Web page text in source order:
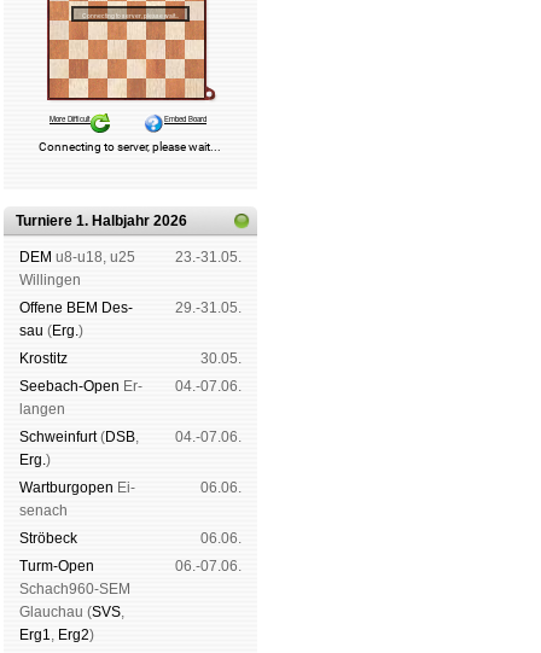
Turniere 1. Halbjahr 2026
DEM u8-u18, u25
Wil­lin­gen
23.-31.05.
Offene BEM Des­
sau (Erg.)
29.-31.05.
Kros­titz
30.05.
See­bach-Open Er­
lan­gen
04.-07.06.
Schwein­furt(DSB,
Erg.)
04.-07.06.
Wart­burg­open Ei­
se­nach
06.06.
Strö­beck
06.06.
Turm-Open
Schach960-SEM
Glau­chau (SVS,
Erg1, Erg2)
06.-07.06.